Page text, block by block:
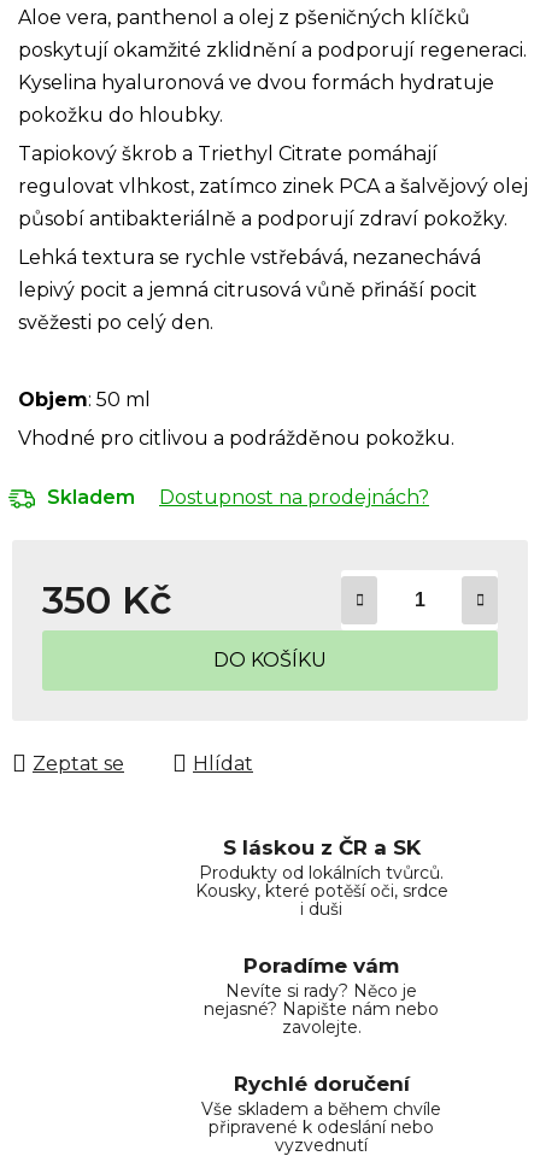
Aloe vera, panthenol a olej z pšeničných klíčků
poskytují okamžité zklidnění a podporují regeneraci.
Kyselina hyaluronová ve dvou formách hydratuje
pokožku do hloubky.
Tapiokový škrob a Triethyl Citrate pomáhají
regulovat vlhkost, zatímco zinek PCA a šalvějový olej
působí antibakteriálně a podporují zdraví pokožky.
Lehká textura se rychle vstřebává, nezanechává
lepivý pocit a jemná citrusová vůně přináší pocit
svěžesti po celý den.
Objem: 50 ml
Vhodné pro citlivou a podrážděnou pokožku.
Skladem Dostupnost na prodejnách?
350 Kč
Měrná cena:
DO KOŠÍKU
Zeptat se Hlídat
S láskou z ČR a SK
Produkty od lokálních tvůrců.
Kousky, které potěší oči, srdce
i duši
Poradíme vám
Nevíte si rady? Něco je
nejasné? Napište nám nebo
zavolejte.
Rychlé doručení
Vše skladem a během chvíle
připravené k odeslání nebo
vyzvednutí